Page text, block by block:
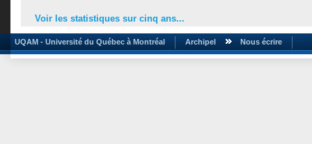
Voir les statistiques sur cinq ans...
UQAM - Université du Québec à Montréal Archipel Nous écrire